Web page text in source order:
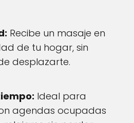
Recibe un masaje en
de tu hogar, sin
desplazarte.
Ideal para
agendas ocupadas